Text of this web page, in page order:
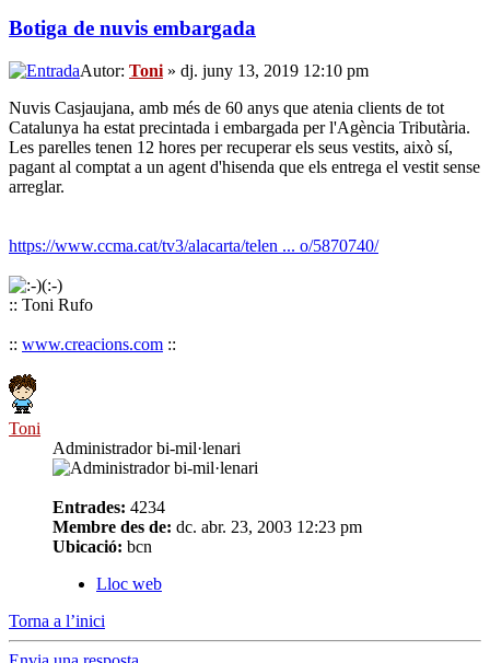
Botiga de nuvis embargada
Autor: Toni » dj. juny 13, 2019 12:10 pm
Nuvis Casjaujana, amb més de 60 anys que atenia clients de tot
Catalunya ha estat precintada i embargada per l'Agència Tributària.
Les parelles tenen 12 hores per recuperar els seus vestits, això sí,
pagant al comptat a un agent d'hisenda que els entrega el vestit sense
arreglar.
https://www.ccma.cat/tv3/alacarta/telen ... o/5870740/
:: Toni Rufo
:: www.creacions.com ::
Toni
Administrador bi-mil·lenari
Entrades: 4234
Membre des de: dc. abr. 23, 2003 12:23 pm
Ubicació: bcn
Lloc web
Torna a l’inici